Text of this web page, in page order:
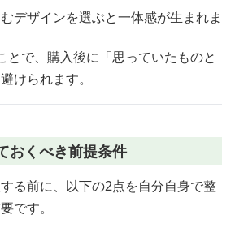
デザインを選ぶと一体感が生まれま
とで、購入後に「思っていたものと
けられます。
おくべき前提条件
る前に、以下の2点を自分自身で整
です。